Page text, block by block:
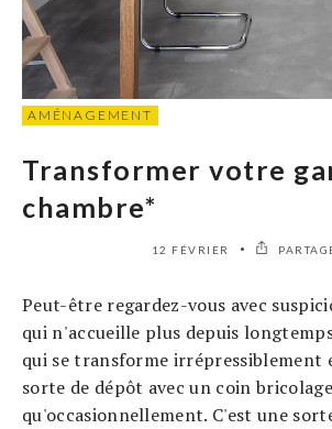
AMÉNAGEMENT
Transformer votre
chambre*
12 FÉVRIER
Peut-être regardez-vous avec
qui n'accueille plus depuis
qui se transforme irrépressiblement
sorte de dépôt avec un coin
qu'occasionnellement. C'est une